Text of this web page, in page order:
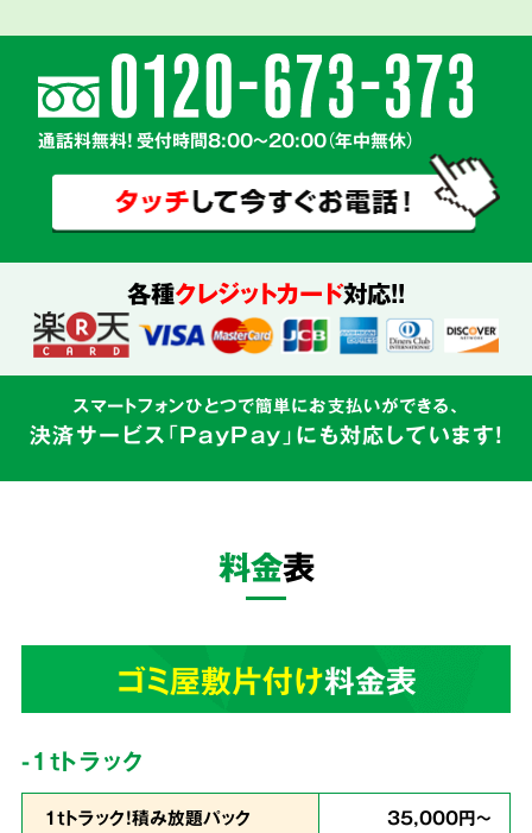
2
気持ちに寄り添う
親切丁寧な対応
真心を
込めて対応
を心がけています。
業界最安値を目指しています!
通話料無料! 受付時間8:00～20:00（年中無休）
各種クレジットカード対応!!
スマートフォンひとつで簡単にお支払いができる、
決済サービス「PayPay」にも対応しています!
料金表
ゴミ屋敷片付け料金表
-1tトラック
1ｔトラック！積み放題パック 35,000円～